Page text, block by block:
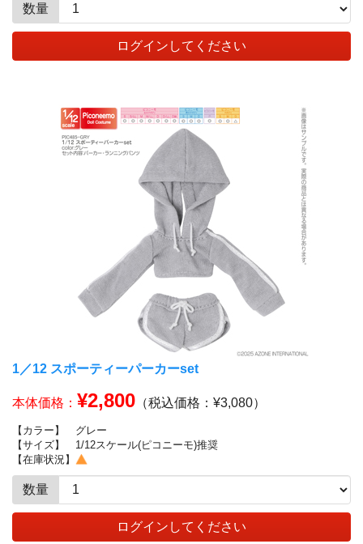
数量
ログインしてください
1／12 スポーティーパーカーset
本体価格： ¥2,800 （税込価格：¥3,080）
【カラー】
グレー
【サイズ】
1/12スケール(ピコニーモ)推奨
【在庫状況】
数量
ログインしてください